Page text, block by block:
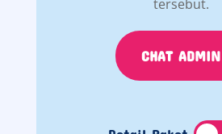
tersebut.
CHAT ADMIN